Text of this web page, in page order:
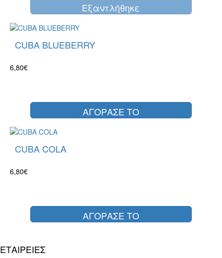
Eξαντλήθηκε
CUBA BLUEBERRY
6,80€
ΑΓΟΡΑΣΕ ΤΟ
CUBA COLA
6,80€
ΑΓΟΡΑΣΕ ΤΟ
ΕΤΑΙΡΕΙΕΣ